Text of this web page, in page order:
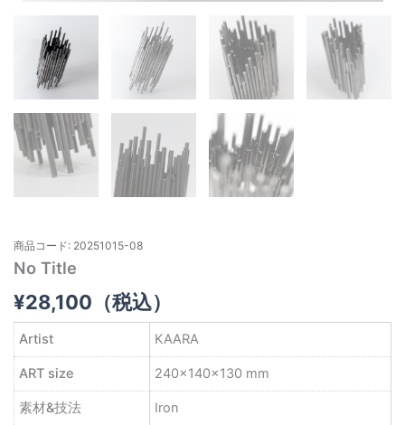
商品コード: 20251015-08
No Title
¥28,100 （税込）
Artist KAARA
ART size 240×140×130 mm
素材&技法 Iron